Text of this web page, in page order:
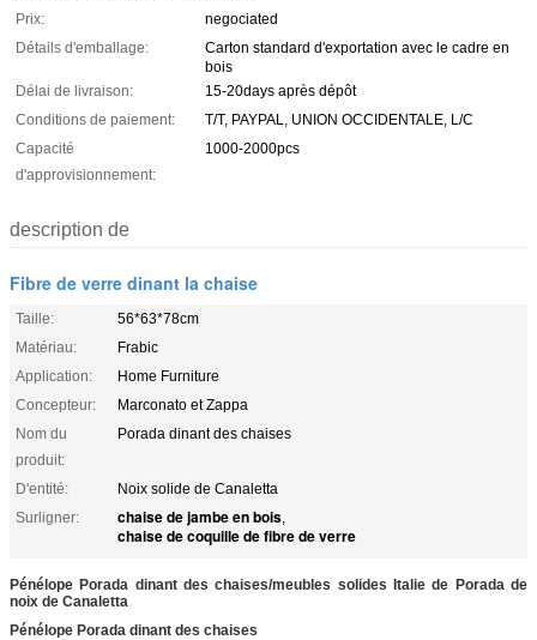
Prix:
negociated
Détails d'emballage:
Carton standard d'exportation avec le cadre en
bois
Délai de livraison:
15-20days après dépôt
Conditions de paiement:
T/T, PAYPAL, UNION OCCIDENTALE, L/C
Capacité
d'approvisionnement:
1000-2000pcs
description de
Fibre de verre dinant la chaise
Taille:
56*63*78cm
Matériau:
Frabic
Application:
Home Furniture
Concepteur:
Marconato et Zappa
Nom du
produit:
Porada dinant des chaises
D'entité:
Noix solide de Canaletta
Surligner:
chaise de jambe en bois,
chaise de coquille de fibre de verre
Pénélope Porada dinant des chaises/meubles solides Italie de Porada de
noix de Canaletta
Pénélope Porada dinant des chaises